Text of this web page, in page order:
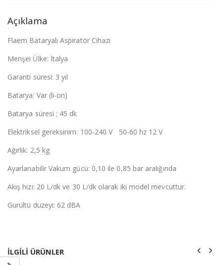
Açıklama
Flaem Bataryalı Aspiratör Cihazı
Menşei Ülke: İtalya
Garanti süresi: 3 yıl
Batarya: Var (li-on)
Batarya süresi ; 45 dk
Elektriksel gereksinim: 100-240 V 50-60 hz 12 V
Ağırlık: 2,5 kg
Ayarlanabilir Vakum gücü: 0,10 ile 0,85 bar aralığında
Akış hızı: 20 L/dk ve 30 L/dk olarak iki model mevcuttur.
Gürültü düzeyi: 62 dBA
ILGILI ÜRÜNLER